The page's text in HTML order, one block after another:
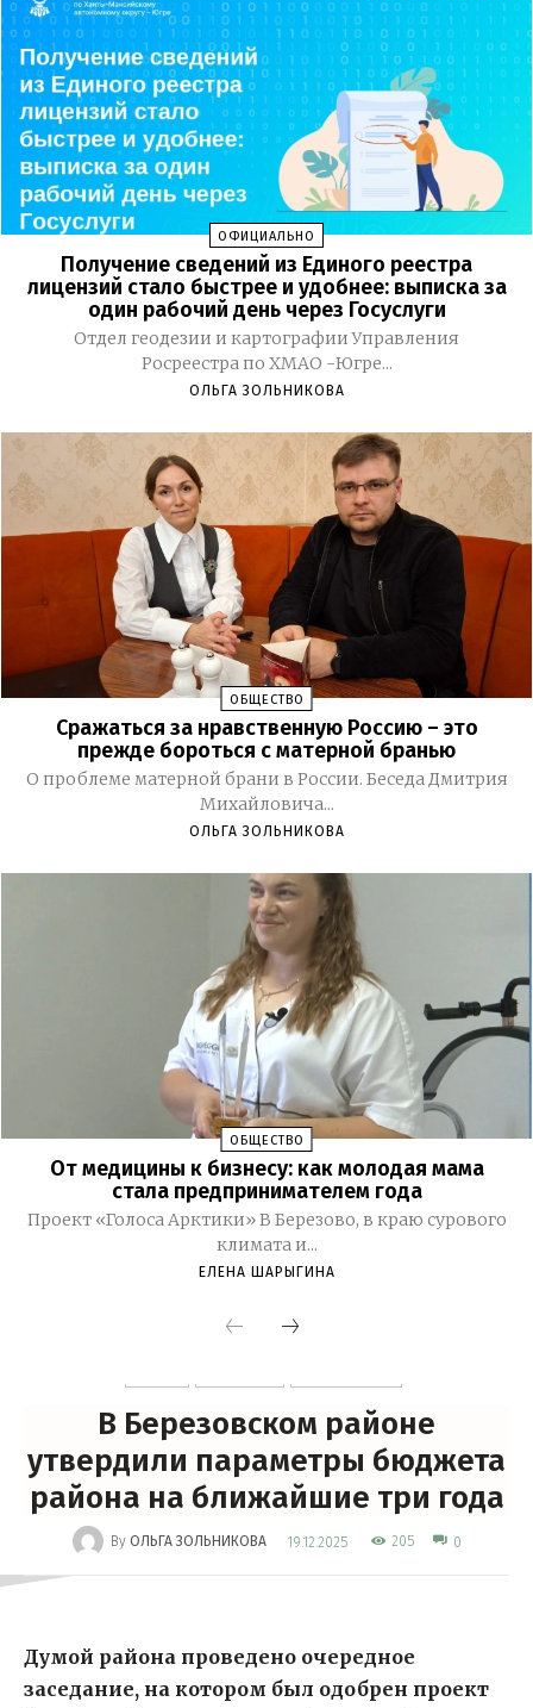
ОФИЦИАЛЬНО
Получение сведений из Единого реестра
лицензий стало быстрее и удобнее: выписка за
один рабочий день через Госуслуги
Отдел геодезии и картографии Управления
Росреестра по ХМАО -Югре...
ОЛЬГА ЗОЛЬНИКОВА
ОБЩЕСТВО
Сражаться за нравственную Россию – это
прежде бороться с матерной бранью
О проблеме матерной брани в России. Беседа Дмитрия
Михайловича...
ОЛЬГА ЗОЛЬНИКОВА
ОБЩЕСТВО
От медицины к бизнесу: как молодая мама
стала предпринимателем года
Проект «Голоса Арктики» В Березово, в краю сурового
климата и...
ЕЛЕНА ШАРЫГИНА